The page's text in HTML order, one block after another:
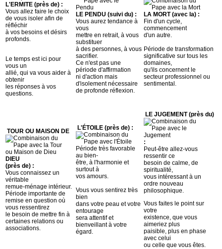
L'ERMITE (près de) :
Vous allez faire le choix
de vous isoler afin de
réfléchir
à vos besoins et désirs
profonds.
Le temps est ici pour
vous un
allié, qui va vous aider à
obtenir
les réponses à vos
questions.
LE PENDU (suivi du) :
Vous aurez tendance à
vous
mettre en retrait, à vous
substituer
à des personnes, à vous
sacrifier.
Ce n'est pas une
période d'affirmation
ni d'action mais
d'isolement nécessaire
de profonde réflexion.
LA MORT (avec la) :
Fin d'un cycle,
commencement
d'un autre.
Période de transformation
significative sur tous les
domaines,
qu'ils concernent le
secteur professionnel ou
sentimental.
TOUR OU MAISON DE
DIEU
(près de) :
Vous connaissez un
véritable
remue-ménage intérieur.
Période importante de
remise en question où
vous ressentirez
le besoin de mettre fin à
certaines relations ou
associations.
L'ÉTOILE (près de) :
Période très favorable
au bien-
être, à l'harmonie et
surtout à
vos amours.
Vous vous sentirez très
bien
dans votre peau et votre
entourage
sera attentif et
bienveillant à votre
égard.
LE JUGEMENT (près du)
:
Peut-être allez-vous
ressentir ce
besoin de calme, de
spiritualité,
vous intéressant à un
ordre nouveau
philosophique.
Vous faites le point sur
votre
existence, que vous
aimeriez plus
paisible, plus en phase
avec celui
ou celle que vous êtes.